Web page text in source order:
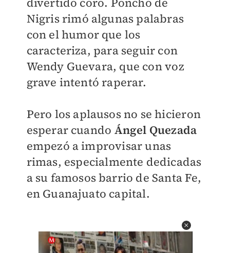
Nigris rimó algunas palabras
con el humor que los
caracteriza, para seguir con
Wendy Guevara, que con voz
grave intentó raperar.
Pero los aplausos no se hicieron
esperar cuando Ángel Quezada
empezó a improvisar unas
rimas, especialmente dedicadas
a su famosos barrio de Santa Fe,
en Guanajuato capital.